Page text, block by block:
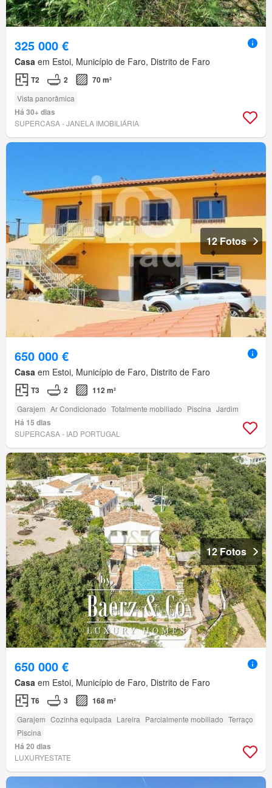
325 000 €
Casa em Estoi, Município de Faro, Distrito de Faro
T2 2 70 m²
Vista panorâmica
Há 30+ dias
SUPERCASA - JANELA IMOBILIÁRIA
12 Fotos
650 000 €
Casa em Estoi, Município de Faro, Distrito de Faro
T3 2 112 m²
Garajem Ar Condicionado Totalmente mobiliado Piscina Jardim
Há 15 dias
SUPERCASA - IAD PORTUGAL
12 Fotos
650 000 €
Casa em Estoi, Município de Faro, Distrito de Faro
T6 3 168 m²
Garajem Cozinha equipada Lareira Parcialmente mobiliado Terraço
Piscina
Há 20 dias
LUXURYESTATE